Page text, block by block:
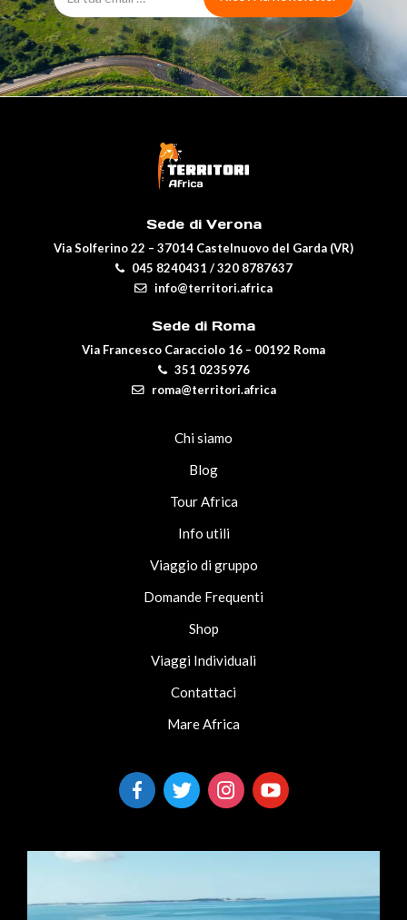
Sede di Verona
Via Solferino 22 – 37014 Castelnuovo del Garda (VR)
045 8240431 /320 8787637
info@territori.africa
Sede di Roma
Via Francesco Caracciolo 16 – 00192 Roma
351 0235976
roma@territori.africa
Chi siamo
Blog
Tour Africa
Info utili
Viaggio di gruppo
Domande Frequenti
Shop
Viaggi Individuali
Contattaci
Mare Africa
facebook-
alt
twitter instagramyoutube